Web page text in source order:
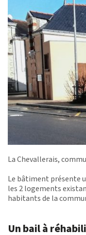
La Chevallerais,
Le bâtiment présente
les 2 logements
habitants de la
Un bail à